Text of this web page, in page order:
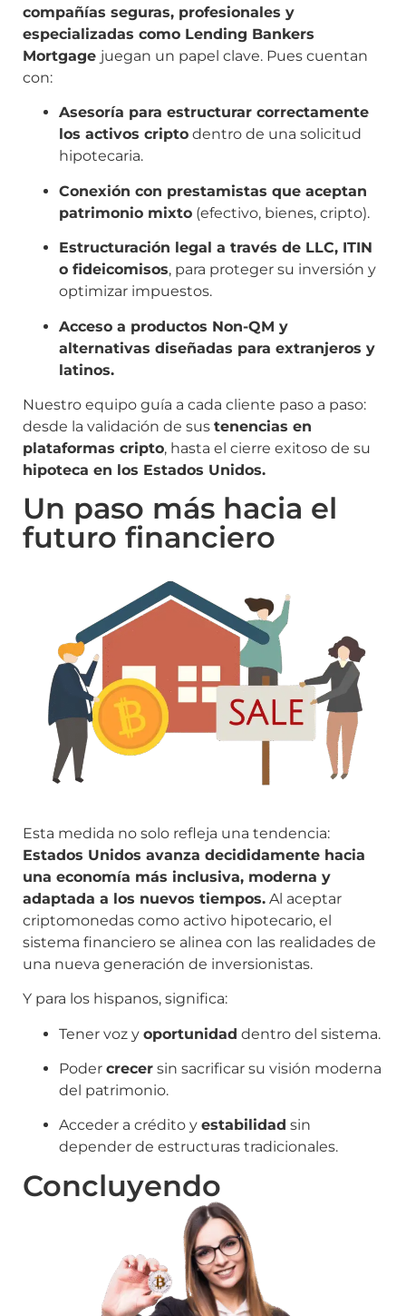
compañías seguras, profesionales y
especializadas como Lending Bankers
Mortgage juegan un papel clave. Pues cuentan
con:
Asesoría para estructurar correctamente
los activos cripto dentro de una solicitud
hipotecaria.
Conexión con prestamistas que aceptan
patrimonio mixto (efectivo, bienes, cripto).
Estructuración legal a través de LLC, ITIN
o fideicomisos, para proteger su inversión y
optimizar impuestos.
Acceso a productos Non-QM y
alternativas diseñadas para extranjeros y
latinos.
Nuestro equipo guía a cada cliente paso a paso:
desde la validación de sus tenencias en
plataformas cripto, hasta el cierre exitoso de su
hipoteca en los Estados Unidos.
Un paso más hacia el
futuro financiero
Esta medida no solo refleja una tendencia:
Estados Unidos avanza decididamente hacia
una economía más inclusiva, moderna y
adaptada a los nuevos tiempos. Al aceptar
criptomonedas como activo hipotecario, el
sistema financiero se alinea con las realidades de
una nueva generación de inversionistas.
Y para los hispanos, significa:
Tener voz y oportunidad dentro del sistema.
Poder crecer sin sacrificar su visión moderna
del patrimonio.
Acceder a crédito y estabilidad sin
depender de estructuras tradicionales.
Concluyendo